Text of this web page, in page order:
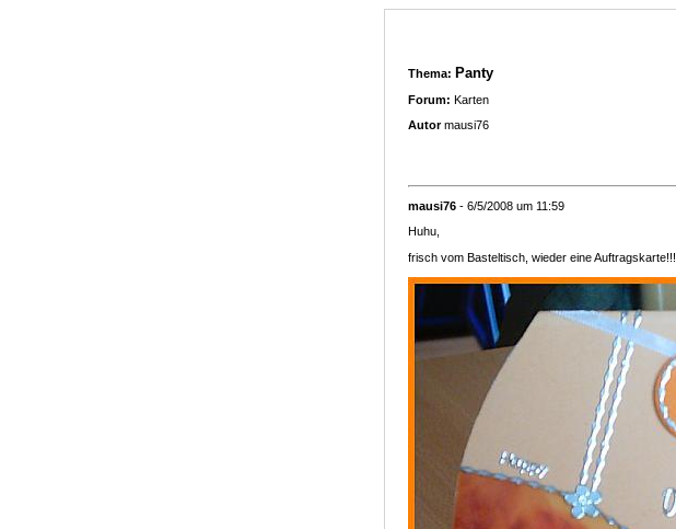
Thema: Panty
Forum: Karten
Autormausi76
mausi76 - 6/5/2008 um 11:59
Huhu,
frisch vom Basteltisch, wieder eine Auftragskarte!!!